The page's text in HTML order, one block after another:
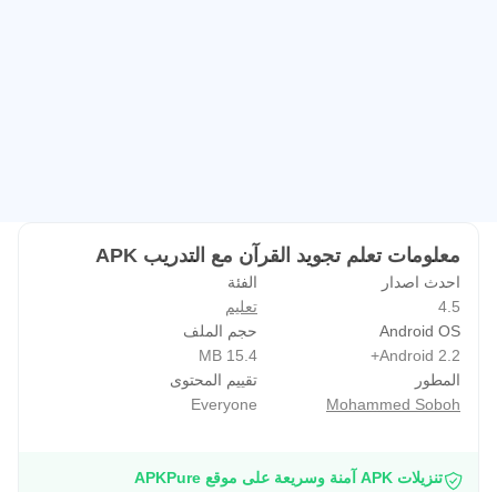
23. تدريب على المد المنفصل.
المستوى الرابع سيتم الانتهاء منه قريباً ونشره على شكل تحديث
ان شاء الله , وسيحتوي على المزيد من أحكام المدود وأحكام
إذا أعجبك التطبيق قم بتقييمه وساهم معنا في نشره بين الناس.
معلومات تعلم تجويد القرآن مع التدريب APK
احدث اصدار
4.5
الفئة
تعليم
Android OS
Android 2.2+
حجم الملف
15.4 MB
المطور
Mohammed Soboh
تقييم المحتوى
Everyone
تنزيلات APK آمنة وسريعة على موقع APKPure